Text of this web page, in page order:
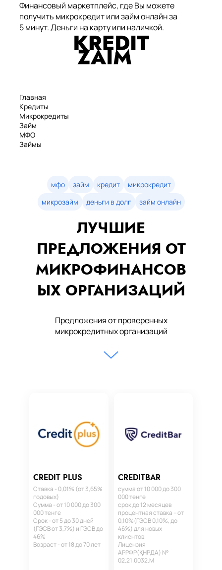
Финансовый маркетплейс, где Вы можете
получить микрокредит или займ онлайн за
5 минут. Деньги на карту или наличкой.
Главная
Кредиты
Микрокредиты
Займ
МФО
Займы
Займы онлайн
Денежные кредиты
мфо займ кредит
микрокредит
микрозайм
деньги в долг займ онлайн
ЛУЧШИЕ
ПРЕДЛОЖЕНИЯ ОТ
МИКРОФИНАНСОВ
ЫХ ОРГАНИЗАЦИЙ
Предложения от проверенных
микрокредитных организаций
CREDIT PLUS
Ставка - 0,01% (от 3,65%
годовых)
Сумма - от 10 000 до 300
000 тенге
Срок - от 5 до 30 дней
(ГЭСВ от 3,7%) и ГЭСВ до
46%
Возраст - от 18 до 70 лет
CREDITBAR
сумма от 10 000 до 300
000 тенге
срок до 12 месяцев
процентная ставка – от
0,10%(ГЭСВ 0,10%, до
46%) для новых
клиентов.
Лицензия
АРРФР(ҚНРДА) №
02.21.0032.М